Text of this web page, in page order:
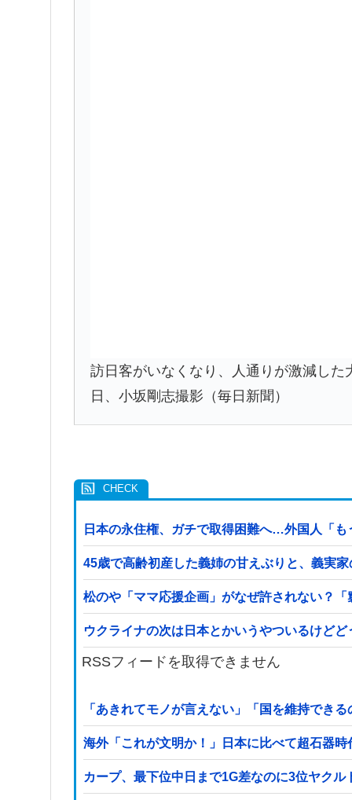
訪日客がいなくなり、人通りが激減し
日、小坂剛志撮影（毎日新聞）
日本の永住権、ガチで取得困難へ…外国人「も
45歳で高齢初産した義姉の甘えぶりと、義実
松のや「ママ応援企画」がなぜ許されない？
ウクライナの次は日本とかいうやついるけど
RSSフィードを取得できません
「あきれてモノが言えない」「国を維持でき
海外「これが文明か！」日本に比べて超石器
カープ、最下位中日まで1G差なのに3位ヤク